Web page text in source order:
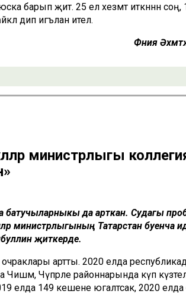
барып җитә. 25 ел хезмәт иткәннән
дип игълан ителә.
Фәния
министрлыгы
батучыларныкы да арткан. Судагы
министрлыгының Татарстан буенча
җиткерде.
артты. 2020 елда
Чишмә, Чүпрәле районнарында күп
елда 149 кешене югалтсак, 2020